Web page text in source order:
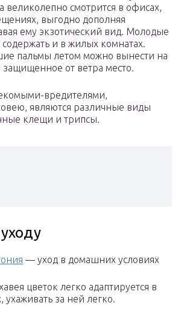
великолепно смотрится в офисах,
выгодно дополняя
ему экзотический вид. Молодые
и в жилых комнатах.
пальмы летом можно вынести на
защищенное от ветра место.
вредителями,
являются различные виды
клещи и трипсы.
— уход в домашних условиях
цветок легко адаптируется в
ухаживать за ней легко.